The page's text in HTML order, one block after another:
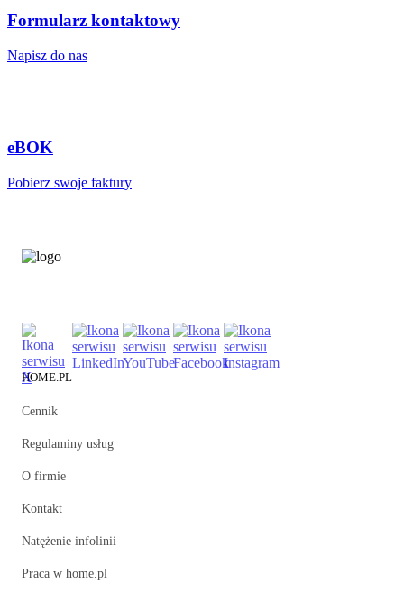
Formularz kontaktowy
Napisz do nas
eBOK
Pobierz swoje faktury
HOME.PL
Cennik
Regulaminy usług
O firmie
Kontakt
Natężenie infolinii
Praca w home.pl